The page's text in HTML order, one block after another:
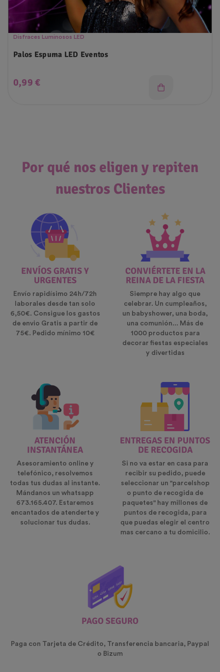
Disfraces Luminosos LED
Palos Espuma LED Eventos
Precio
0,99 €
Por qué nos eligen y repiten
nuestros Clientes
ENVÍOS GRATIS Y
URGENTES
Envío rapidísimo 24h/72h
laborales desde tan solo
6,50€. Consigue los gastos
de envio Gratis a partir de
75€. Pedido mínimo 10€
CONVIÉRTETE EN LA
REINA DE LA FIESTA
Siempre hay algo que
celebrar. Un cumpleaños,
un babyshower, una boda,
una comunión... Más de
1000 productos para
decorar fiestas especiales
y divertidas
ATENCIÓN
INSTANTÁNEA
Asesoramiento online y
telefónico, resolvemos
todas tus dudas al instante.
Mándanos un whatsapp
673.165.407. Estaremos
encantados de atenderte y
solucionar tus dudas.
ENTREGAS EN PUNTOS
DE RECOGIDA
Si no va estar en casa para
recibir su pedido, puede
seleccionar un "parcelshop
o punto de recogida de
paquetes" hay millones de
puntos de recogida, para
que puedas elegir el centro
mas cercano a tu domicilio.
PAGO SEGURO
Paga con Tarjeta de Crédito, Transferencia bancaria, Paypal
o Bizum